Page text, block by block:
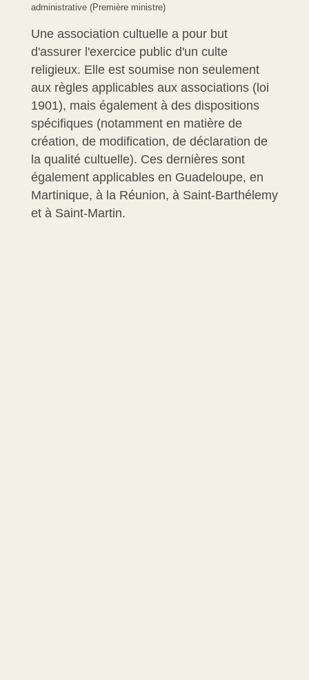
administrative (Première ministre)
Une association cultuelle a pour but
d'assurer l'exercice public d'un culte
religieux. Elle est soumise non seulement
aux règles applicables aux associations (loi
1901), mais également à des dispositions
spécifiques (notamment en matière de
création, de modification, de déclaration de
la qualité cultuelle). Ces dernières sont
également applicables en Guadeloupe, en
Martinique, à la Réunion, à Saint-Barthélemy
et à Saint-Martin.